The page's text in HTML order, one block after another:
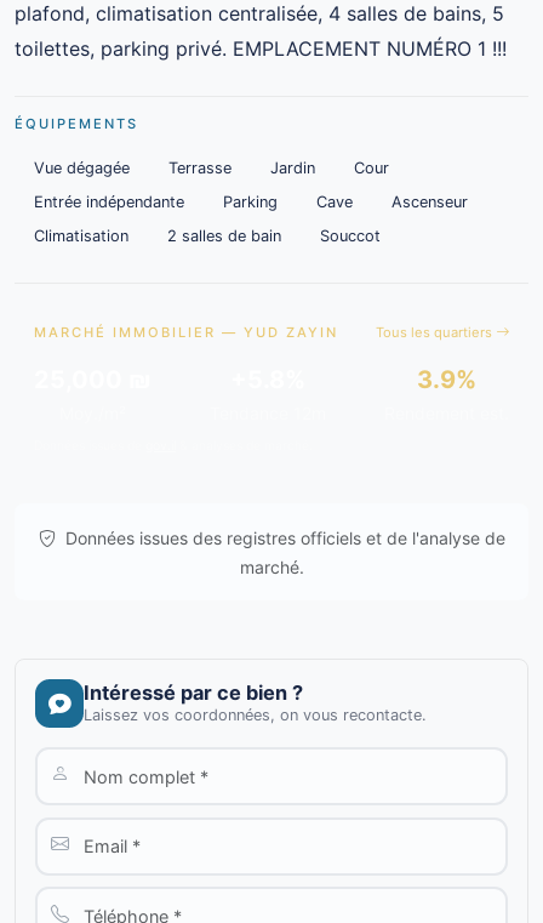
plafond, climatisation centralisée, 4 salles de bains, 5
toilettes, parking privé. EMPLACEMENT NUMÉRO 1 !!!
ÉQUIPEMENTS
Vue dégagée Terrasse Jardin
Cour
Entrée indépendante
Parking Cave
Ascenseur
Climatisation
2 salles de bain Souccot
MARCHÉ IMMOBILIER — YUD ZAYIN Tous les quartiers
3.9%
Données issues des registres officiels et de l'analyse de
marché.
Intéressé par ce bien ?
Laissez vos coordonnées, on vous recontacte.